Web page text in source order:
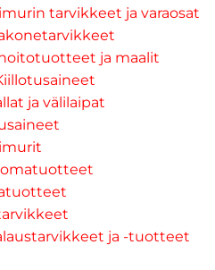
tarvikkeet ja varaosat
ja maalit
ja välilaipat
ja -tuotteet